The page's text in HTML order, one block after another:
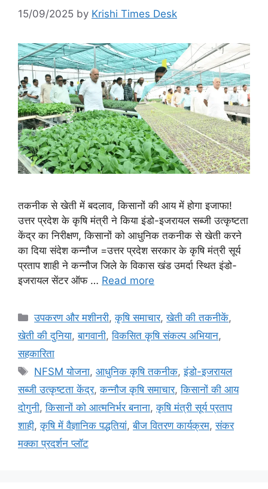
15/09/2025 by Krishi Times Desk
तकनीक से खेती में बदलाव, किसानों की आय में होगा इजाफा!
उत्तर प्रदेश के कृषि मंत्री ने किया इंडो-इजरायल सब्जी उत्कृष्टता
केंद्र का निरीक्षण, किसानों को आधुनिक तकनीक से खेती करने
का दिया संदेश कन्नौज =उत्तर प्रदेश सरकार के कृषि मंत्री सूर्य
प्रताप शाही ने कन्नौज जिले के विकास खंड उमर्दा स्थित इंडो-
इजरायल सेंटर ऑफ … Read more
उपकरण और मशीनरी,कृषि समाचार,खेती की तकनीकें,
खेती की दुनिया,बागवानी,विकसित कृषि संकल्प अभियान,
सहकारिता
NFSM योजना,आधुनिक कृषि तकनीक,इंडो-इजरायल
सब्जी उत्कृष्टता केंद्र,कन्नौज कृषि समाचार,किसानों की आय
दोगुनी,किसानों को आत्मनिर्भर बनाना,कृषि मंत्री सूर्य प्रताप
शाही,कृषि में वैज्ञानिक पद्धतियां,बीज वितरण कार्यक्रम,संकर
मक्का प्रदर्शन प्लॉट